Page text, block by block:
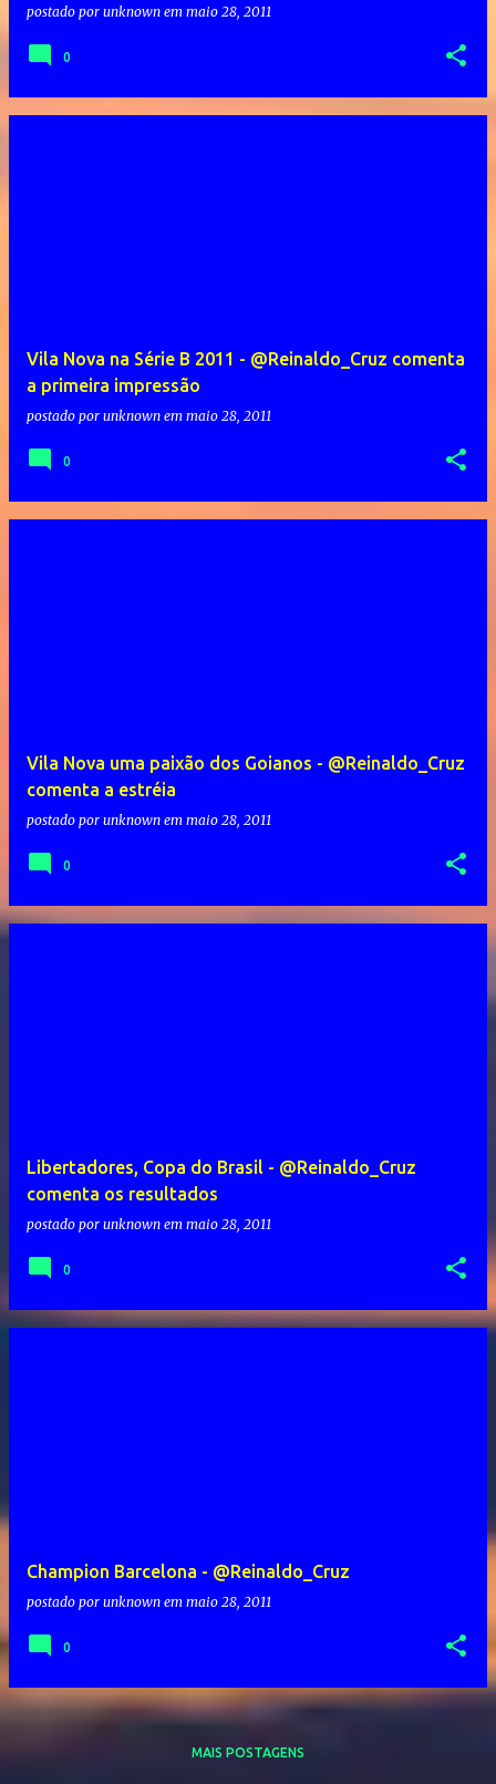
postado por unknown em maio 28, 2011
0
Vila Nova na Série B 2011 - @Reinaldo_Cruz comenta
a primeira impressão
postado por unknown em maio 28, 2011
0
Vila Nova uma paixão dos Goianos - @Reinaldo_Cruz
comenta a estréia
postado por unknown em maio 28, 2011
0
Libertadores, Copa do Brasil - @Reinaldo_Cruz
comenta os resultados
postado por unknown em maio 28, 2011
0
Champion Barcelona - @Reinaldo_Cruz
postado por unknown em maio 28, 2011
0
MAIS POSTAGENS